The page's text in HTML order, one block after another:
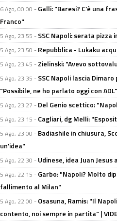
6 Ago, 00:00 - Galli: "Baresi? C'è una
Franco"
5 Ago, 23:55 - SSC Napoli: serata
5 Ago, 23:50 - Repubblica - Lukaku
5 Ago, 23:45 - Zielinski: "Avevo
5 Ago, 23:35 - SSC Napoli lascia
"Possibile, ne ho parlato oggi con ADL"
5 Ago, 23:27 - Del Genio scettico:
5 Ago, 23:15 - Cagliari, dg Melli:
5 Ago, 23:00 - Badiashile in chiusura,
un'idea"
5 Ago, 22:30 - Udinese, idea Juan
5 Ago, 22:15 - Garbo: "Napoli? Molto
fallimento al Milan"
5 Ago, 22:00 - Osasuna, Ramis: "Il
contento, noi sempre in partita" |